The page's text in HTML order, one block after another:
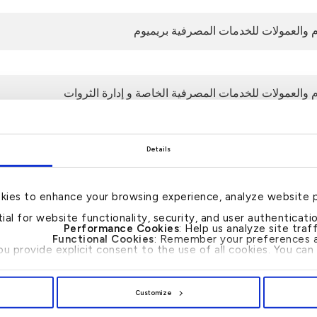
Details
to enhance your browsing experience, analyze website
for website functionality, security, and user
Performance Cookies: Help us analyze site
Functional Cookies: Remember your preferences
provide explicit consent to the use of all cookies. You
Customize
والعمولات للخدمات المصرفية بريميوم
والعمولات للخدمات المصرفية الخاصة و إدارة الثروات
اتصل بنا 24/7 : 17221999